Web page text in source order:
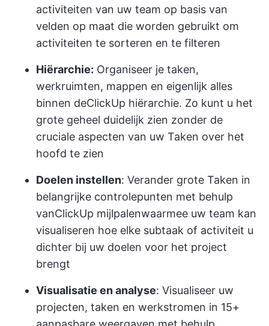
activiteiten van uw team op basis van
velden op maat die worden gebruikt om
activiteiten te sorteren en te filteren
Hiërarchie: Organiseer je taken,
werkruimten, mappen en eigenlijk alles
binnen deClickUp hiërarchie. Zo kunt u het
grote geheel duidelijk zien zonder de
cruciale aspecten van uw Taken over het
hoofd te zien
Doelen instellen: Verander grote Taken in
belangrijke controlepunten met behulp
vanClickUp mijlpalenwaarmee uw team kan
visualiseren hoe elke subtaak of activiteit u
dichter bij uw doelen voor het project
brengt
Visualisatie en analyse: Visualiseer uw
projecten, taken en werkstromen in 15+